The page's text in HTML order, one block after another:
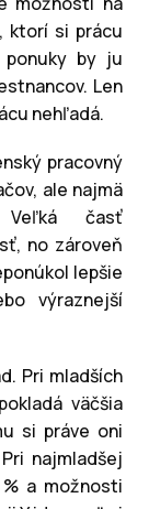
ktorí si prácu
ponuky by ju
Len
nehľadá.
pracovný
ale najmä
Veľká časť
no zároveň
lepšie
výraznejší
Pri mladších
väčšia
si práve oni
najmladšej
a možnosti